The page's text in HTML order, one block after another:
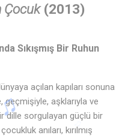
Çocuk(2013)
Sıkışmış Bir Ruhun
açılan kapıları sonuna
geçmişiyle, aşklarıyla ve
dille sorgulayan güçlü bir
anıları, kırılmış
🎵